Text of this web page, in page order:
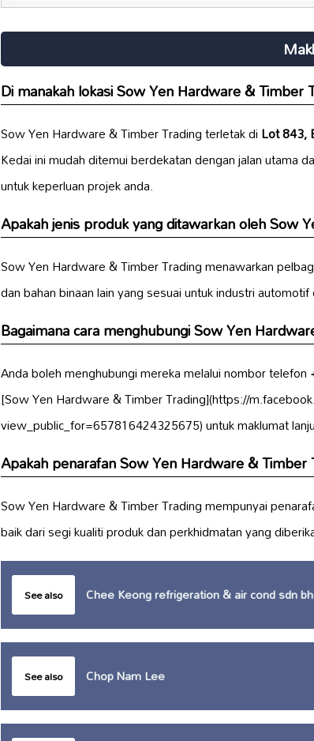
Di manakah lokasi Sow Yen Hardware & Timber
Sow Yen Hardware & Timber Trading terletak diLot 843,
Kedai ini mudah ditemui berdekatan dengan jalan utama
untuk keperluan projek anda.
Apakah jenis produk yang ditawarkan oleh Sow
Sow Yen Hardware & Timber Trading menawarkan
dan bahan binaan lain yang sesuai untuk industri
Bagaimana cara menghubungi Sow Yen
Anda boleh menghubungi mereka melalui nombor telefon
[Sow Yen Hardware & Timber Trading](https://
view_public_for=657816424325675) untuk maklumat
Apakah penarafan Sow Yen Hardware &
Sow Yen Hardware & Timber Trading mempunyai
baik dari segi kualiti produk dan perkhidmatan yang
See also Chee Keong refrigeration & air cond sdn
See also Chop Nam Lee